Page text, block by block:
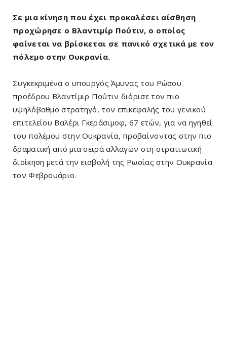
Σε μια κίνηση που έχει προκαλέσει αίσθηση
προχώρησε ο Βλαντιμίρ Πούτιν, ο οποίος
φαίνεται να βρίσκεται σε πανικό σχετικά με τον
πόλεμο στην Ουκρανία.
Συγκεκριμένα ο υπουργός Άμυνας του Ρώσου
προέδρου Βλαντίμιρ Πούτιν διόρισε τον πιο
υψηλόβαθμο στρατηγό, τον επικεφαλής του γενικού
επιτελείου Βαλέρι Γκεράσιμοφ, 67 ετών, για να ηγηθεί
του πολέμου στην Ουκρανία, προβαίνοντας στην πιο
δραματική από μια σειρά αλλαγών στη στρατιωτική
διοίκηση μετά την εισβολή της Ρωσίας στην Ουκρανία
τον Φεβρουάριο.